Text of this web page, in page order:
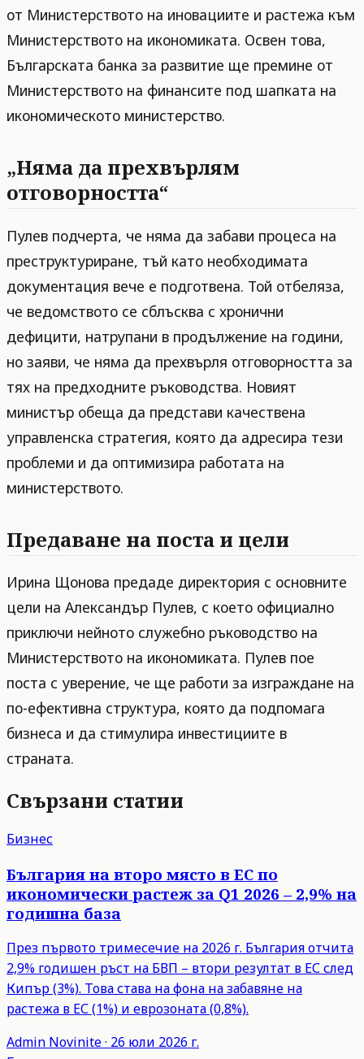
от Министерството на иновациите и растежа към
Министерството на икономиката. Освен това,
Българската банка за развитие ще премине от
Министерството на финансите под шапката на
икономическото министерство.
„Няма да прехвърлям
отговорността“
Пулев подчерта, че няма да забави процеса на
преструктуриране, тъй като необходимата
документация вече е подготвена. Той отбеляза,
че ведомството се сблъсква с хронични
дефицити, натрупани в продължение на години,
но заяви, че няма да прехвърля отговорността за
тях на предходните ръководства. Новият
министър обеща да представи качествена
управленска стратегия, която да адресира тези
проблеми и да оптимизира работата на
министерството.
Предаване на поста и цели
Ирина Щонова предаде директория с основните
цели на Александър Пулев, с което официално
приключи нейното служебно ръководство на
Министерството на икономиката. Пулев пое
поста с уверение, че ще работи за изграждане на
по-ефективна структура, която да подпомага
бизнеса и да стимулира инвестициите в
страната.
Свързани статии
Бизнес
България на второ място в ЕС по
икономически растеж за Q1 2026 – 2,9% на
годишна база
През първото тримесечие на 2026 г. България отчита
2,9% годишен ръст на БВП – втори резултат в ЕС след
Кипър (3%). Това става на фона на забавяне на
растежа в ЕС (1%) и еврозоната (0,8%).
Admin Novinite· 26 юли 2026 г.